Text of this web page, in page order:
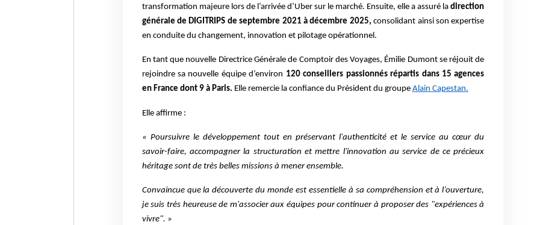
transformation majeure lors de l’arrivée d’Uber sur le marché. Ensuite, elle a assuré ladirection
générale de DIGITRIPS de septembre 2021 à décembre 2025, consolidant ainsi son expertise
en conduite du changement, innovation et pilotage opérationnel.
En tant que nouvelle Directrice Générale de Comptoir des Voyages, Émilie Dumont se réjouit de
rejoindre sa nouvelle équipe d’environ 120 conseillers passionnés répartis dans 15 agences
en France dont 9 à Paris. Elle remercie la confiance du Président du groupe Alain Capestan.
Elle affirme :
« Poursuivre le développement tout en préservant l'authenticité et le service au cœur du
savoir-faire, accompagner la structuration et mettre l'innovation au service de ce précieux
héritage sont de très belles missions à mener ensemble.
Convaincue que la découverte du monde est essentielle à sa compréhension et à l’ouverture,
je suis très heureuse de m'associer aux équipes pour continuer à proposer des "expériences à
vivre". »